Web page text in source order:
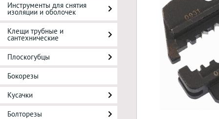
Инструменты для снятия
изоляции и оболочек
Клещи трубные и
сантехнические
Плоскогубцы
Бокорезы
Кусачки
Болторезы